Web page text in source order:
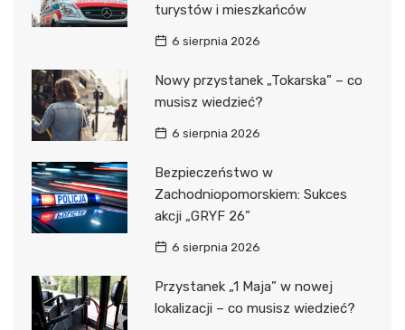
turystów i mieszkańców
6 sierpnia 2026
Nowy przystanek „Tokarska” – co
musisz wiedzieć?
6 sierpnia 2026
Bezpieczeństwo w
Zachodniopomorskiem: Sukces
akcji „GRYF 26”
6 sierpnia 2026
Przystanek „1 Maja” w nowej
lokalizacji – co musisz wiedzieć?